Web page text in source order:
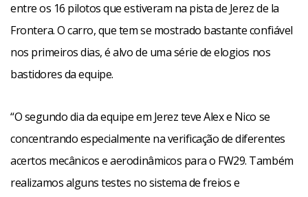
entre os 16 pilotos que estiveram na pista de Jerez de la
Frontera. O carro, que tem se mostrado bastante confiável
nos primeiros dias, é alvo de uma série de elogios nos
bastidores da equipe.
“O segundo dia da equipe em Jerez teve Alex e Nico se
concentrando especialmente na verificação de diferentes
acertos mecânicos e aerodinâmicos para o FW29. Também
realizamos alguns testes no sistema de freios e